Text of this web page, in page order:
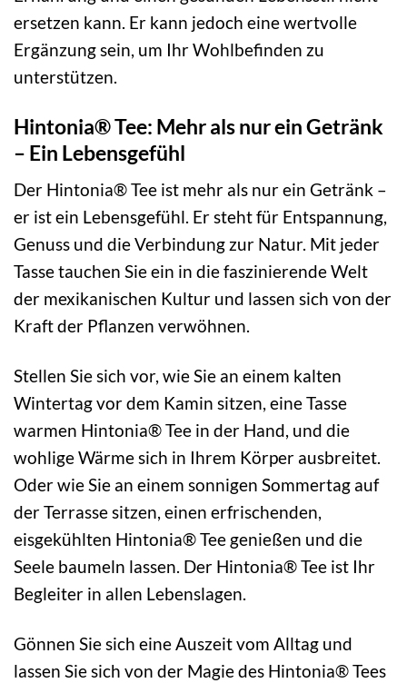
ersetzen kann. Er kann jedoch eine wertvolle
Ergänzung sein, um Ihr Wohlbefinden zu
unterstützen.
Hintonia® Tee: Mehr als nur ein Getränk
– Ein Lebensgefühl
Der Hintonia® Tee ist mehr als nur ein Getränk –
er ist ein Lebensgefühl. Er steht für Entspannung,
Genuss und die Verbindung zur Natur. Mit jeder
Tasse tauchen Sie ein in die faszinierende Welt
der mexikanischen Kultur und lassen sich von der
Kraft der Pflanzen verwöhnen.
Stellen Sie sich vor, wie Sie an einem kalten
Wintertag vor dem Kamin sitzen, eine Tasse
warmen Hintonia® Tee in der Hand, und die
wohlige Wärme sich in Ihrem Körper ausbreitet.
Oder wie Sie an einem sonnigen Sommertag auf
der Terrasse sitzen, einen erfrischenden,
eisgekühlten Hintonia® Tee genießen und die
Seele baumeln lassen. Der Hintonia® Tee ist Ihr
Begleiter in allen Lebenslagen.
Gönnen Sie sich eine Auszeit vom Alltag und
lassen Sie sich von der Magie des Hintonia® Tees